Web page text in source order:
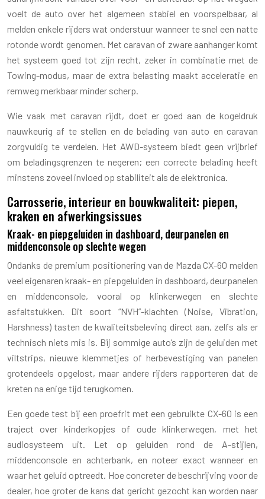
voelt de auto over het algemeen stabiel en voorspelbaar, al
melden enkele rijders wat onderstuur wanneer te snel een natte
rotonde wordt genomen. Met caravan of zware aanhanger komt
het systeem goed tot zijn recht, zeker in combinatie met de
Towing-modus, maar de extra belasting maakt acceleratie en
remweg merkbaar minder scherp.
Wie vaak met caravan rijdt, doet er goed aan de kogeldruk
nauwkeurig af te stellen en de belading van auto en caravan
zorgvuldig te verdelen. Het AWD-systeem biedt geen vrijbrief
om beladingsgrenzen te negeren; een correcte belading heeft
minstens zoveel invloed op stabiliteit als de elektronica.
Carrosserie, interieur en bouwkwaliteit: piepen,
kraken en afwerkingsissues
Kraak- en piepgeluiden in dashboard, deurpanelen en
middenconsole op slechte wegen
Ondanks de premium positionering van de Mazda CX-60 melden
veel eigenaren kraak- en piepgeluiden in dashboard, deurpanelen
en middenconsole, vooral op klinkerwegen en slechte
asfaltstukken. Dit soort “NVH”-klachten (Noise, Vibration,
Harshness) tasten de kwaliteitsbeleving direct aan, zelfs als er
technisch niets mis is. Bij sommige auto’s zijn de geluiden met
viltstrips, nieuwe klemmetjes of herbevestiging van panelen
grotendeels opgelost, maar andere rijders rapporteren dat de
kreten na enige tijd terugkomen.
Een goede test bij een proefrit met een gebruikte CX-60 is een
traject over kinderkopjes of oude klinkerwegen, met het
audiosysteem uit. Let op geluiden rond de A-stijlen,
middenconsole en achterbank, en noteer exact wanneer en
waar het geluid optreedt. Hoe concreter de beschrijving voor de
dealer, hoe groter de kans dat gericht gezocht kan worden naar